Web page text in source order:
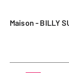
Maison - BILLY